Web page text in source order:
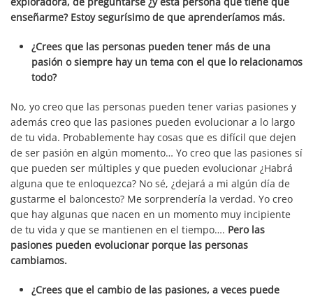
enseñarme? Estoy segurísimo de que aprenderíamos más.
¿Crees que las personas pueden tener más de una
pasión o siempre hay un tema con el que lo relacionamos
todo?
No, yo creo que las personas pueden tener varias pasiones y
además creo que las pasiones pueden evolucionar a lo largo
de tu vida. Probablemente hay cosas que es difícil que dejen
de ser pasión en algún momento… Yo creo que las pasiones sí
que pueden ser múltiples y que pueden evolucionar ¿Habrá
alguna que te enloquezca? No sé, ¿dejará a mi algún día de
gustarme el baloncesto? Me sorprendería la verdad. Yo creo
que hay algunas que nacen en un momento muy incipiente
de tu vida y que se mantienen en el tiempo…. Pero las
pasiones pueden evolucionar porque las personas
cambiamos.
¿Crees que el cambio de las pasiones, a veces puede